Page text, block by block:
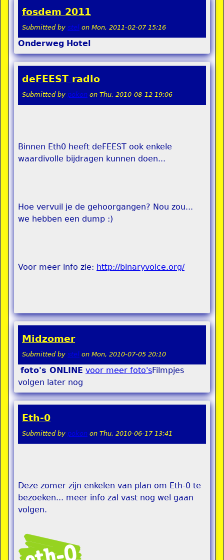
fosdem 2011
Submitted by stel on Mon, 2011-02-07 15:16
Onderweg Hotel
deFEEST radio
Submitted by pokon on Thu, 2010-08-12 19:06
Binnen Eth0 heeft deFEEST ook enkele
waardivolle bijdragen kunnen doen...
Hoe vervuil je de gehoorgangen? Nou zou...
we hebben een dump :)
Voor meer info zie: http://binaryvoice.org/
Midzomer
Submitted by stel on Mon, 2010-07-05 20:10
foto's ONLINE voor meer foto'sFilmpjes
volgen later nog
Eth-0
Submitted by pokon on Thu, 2010-06-17 13:41
Deze zomer zijn enkelen van plan om Eth-0 te
bezoeken... meer info zal vast nog wel gaan
volgen.